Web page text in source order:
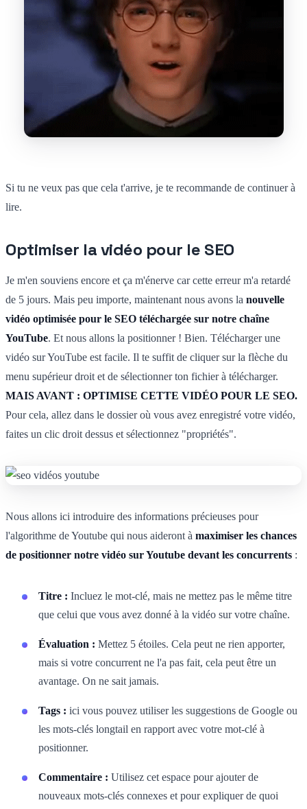
Si tu ne veux pas que cela t'arrive, je te recommande de continuer à
lire.
Optimiser la vidéo pour le SEO
Je m'en souviens encore et ça m'énerve car cette erreur m'a retardé
de 5 jours. Mais peu importe, maintenant nous avons la nouvelle
vidéo optimisée pour le SEO téléchargée sur notre chaîne
YouTube. Et nous allons la positionner ! Bien. Télécharger une
vidéo sur YouTube est facile. Il te suffit de cliquer sur la flèche du
menu supérieur droit et de sélectionner ton fichier à télécharger.
MAIS AVANT : OPTIMISE CETTE VIDÉO POUR LE SEO.
Pour cela, allez dans le dossier où vous avez enregistré votre vidéo,
faites un clic droit dessus et sélectionnez "propriétés".
Nous allons ici introduire des informations précieuses pour
l'algorithme de Youtube qui nous aideront à maximiser les chances
de positionner notre vidéo sur Youtube devant les concurrents :
Titre : Incluez le mot-clé, mais ne mettez pas le même titre
que celui que vous avez donné à la vidéo sur votre chaîne.
Évaluation : Mettez 5 étoiles. Cela peut ne rien apporter,
mais si votre concurrent ne l'a pas fait, cela peut être un
avantage. On ne sait jamais.
Tags : ici vous pouvez utiliser les suggestions de Google ou
les mots-clés longtail en rapport avec votre mot-clé à
positionner.
Commentaire : Utilisez cet espace pour ajouter de
nouveaux mots-clés connexes et pour expliquer de quoi